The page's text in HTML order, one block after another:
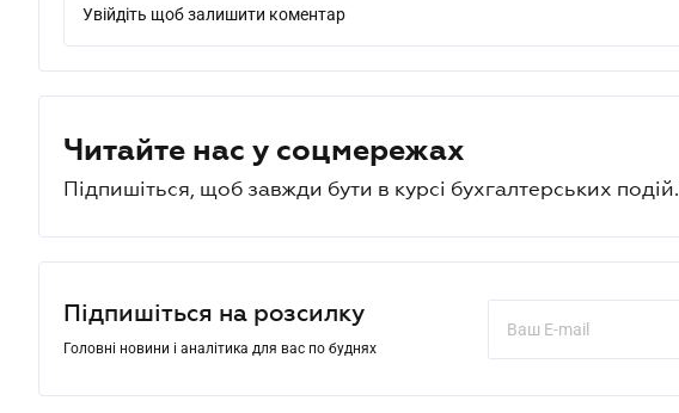
Увійдіть щоб залишити коментар
Читайте нас у соцмережах
Підпишіться, щоб завжди бути в курсі бухгалтерських подій.
Підпишіться на розсилку
Головні новини і аналітика для вас по буднях